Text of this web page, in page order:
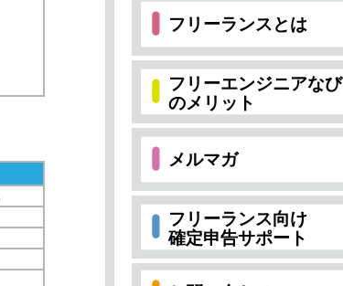
フリーランスとは
フリーエンジニアなび
のメリット
メルマガ
フリーランス向け
確定申告サポート